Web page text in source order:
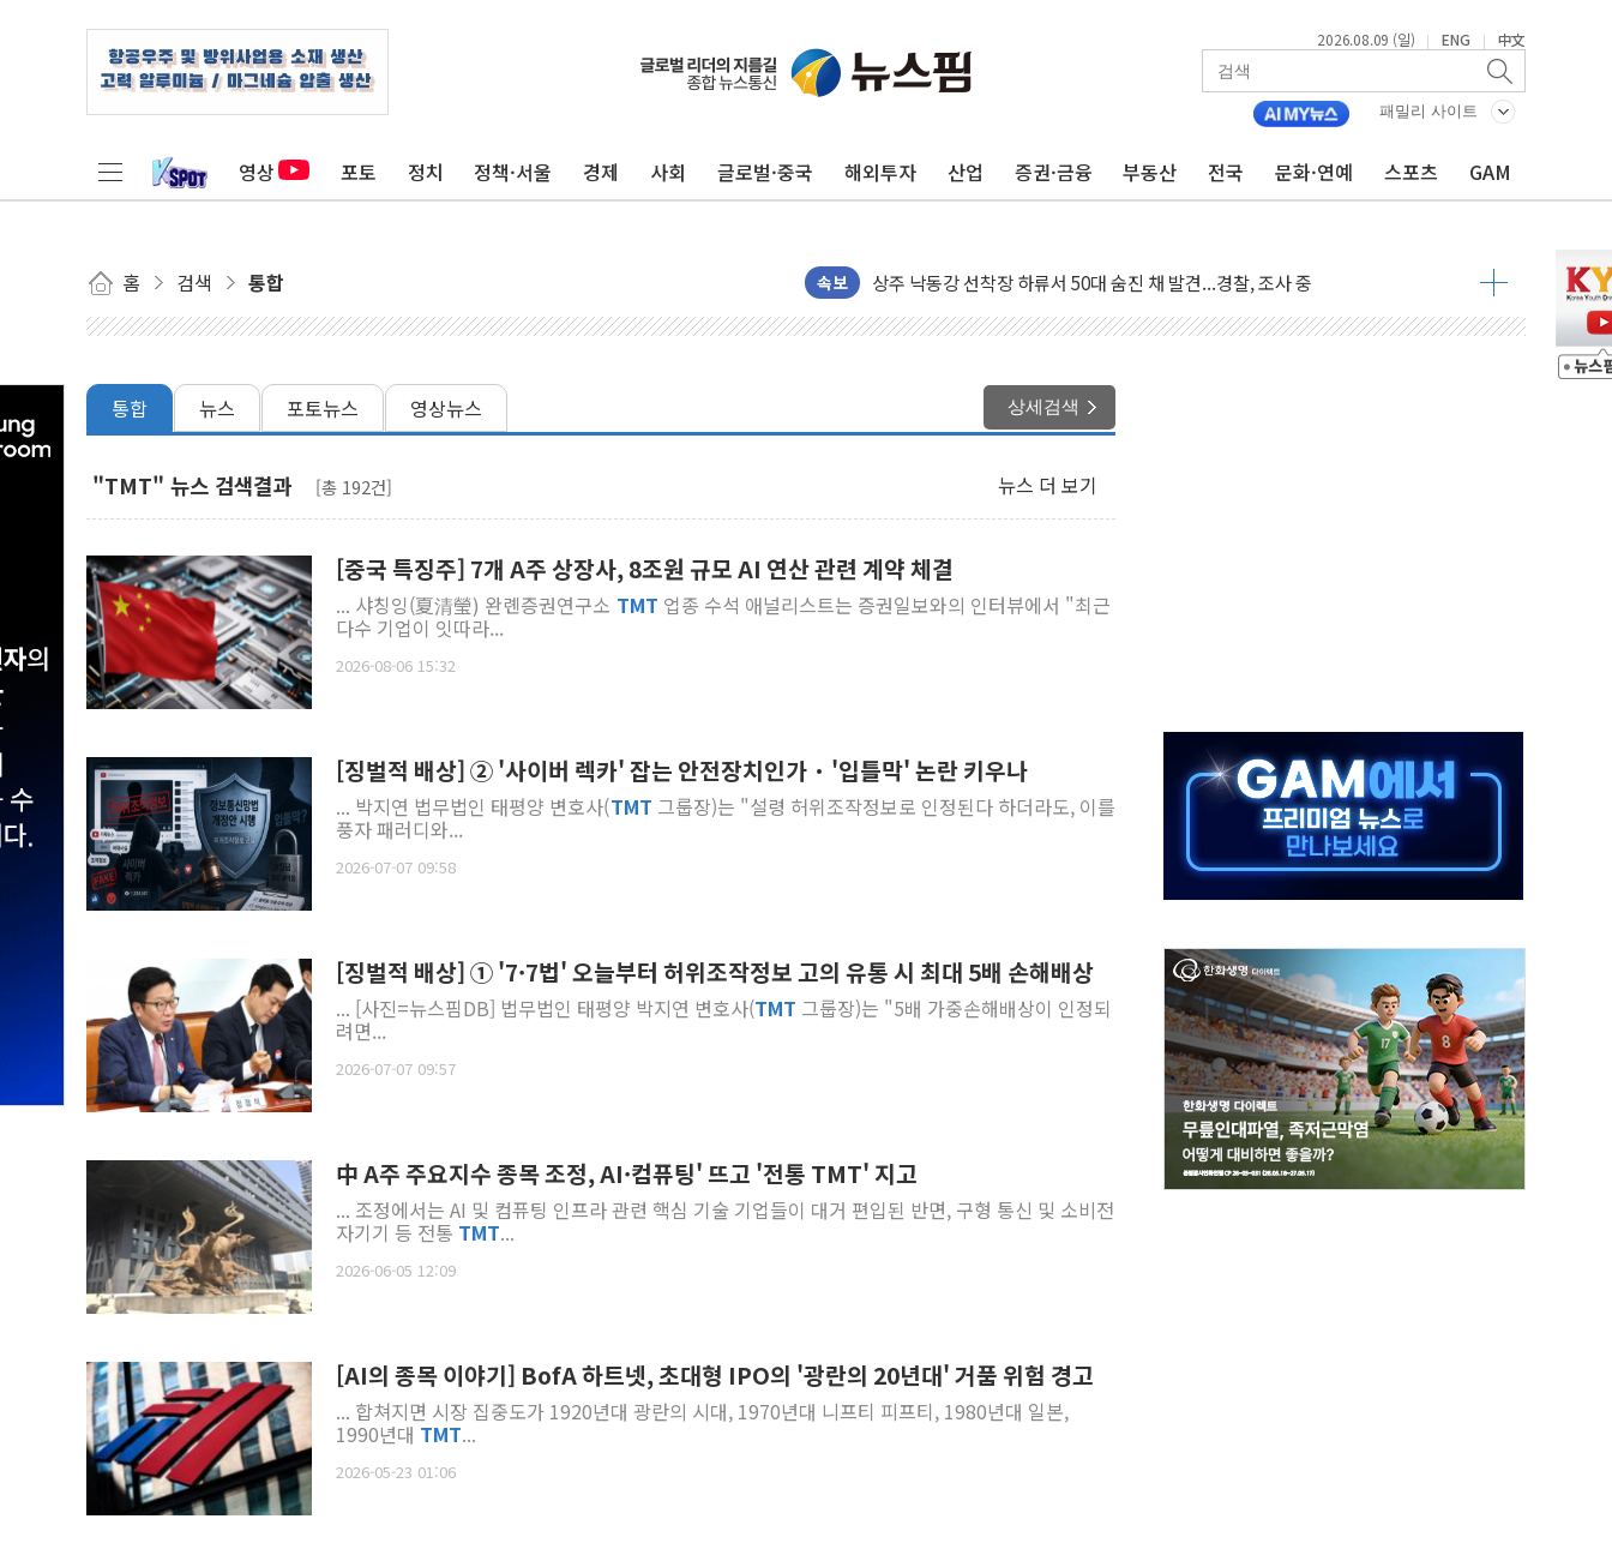
2026.08.09 (일) | ENG | 中文
패밀리 사이트
영상 포토 정치 정책·서울 경제 사회 글로벌·중국 해외투자 산업 증권·금융 부동산 전국 문화·연예 스포츠 GAM
홈 검색 통합 속보
평택 진위면 공장서 질식사고 발생…작업자 1명 숨져
포항 블루밸리 국가산단에 '철강 AI융합실증센터' 들어선다
[종합] 김민석, 정청래에 누적 '1.48%p' 차 선두 유지...金 46.01% vs 鄭 44.53%
민주당 경북도당위원장에 오중기 당선...합산득표율 68.63%
김민석, 강원·대구·경북 경선서 정청래에 승리…金 48.54% vs 鄭 44.40%
[속보] 민주, 강원·대구·경북 경선 결과...김민석 48.54% 정청래 44.40%
[속보] 민주, 대구 경선 결과 발표...정청래 47.82% 김민석 46.35% 송영길 5.83%
정재헌 CEO, SKT 장기고객 400명 맞이…"마음 잇는 시간 되길"
최태원, 노소영에 9440억 지급 확정되나…재상고 앞두고 막판 셈법
홈플러스發 대형마트 판매, 역대 최대폭 감소한 9.4%↓…유통업계 양극화 심화
윤준병·이해민 의원, '정부 특사'로 콜롬비아 대통령 취임식 참석
'호우·산사태 주의보' 울진 시간당 30mm 강한 비...호우 피해 없어
여야, 황희 '버스 하우스' 공방…野 "청년 우롱 기괴" vs 與 "송구한 해프닝"
통합 뉴스 포토뉴스 영상뉴스 상세검색
"TMT" 뉴스 검색결과 [총 192건] 뉴스 더 보기
[중국 특징주] 7개 A주 상장사, 8조원 규모 AI 연산 관련 계약 체결
... 샤칭잉(夏清瑩) 완롄증권연구소 TMT 업종 수석 애널리스트는 증권일보와의 인터뷰에서 "최근
다수 기업이 잇따라...
2026-08-06 15:32
[징벌적 배상] ② '사이버 렉카' 잡는 안전장치인가 · '입틀막' 논란 키우나
... 박지연 법무법인 태평양 변호사(TMT 그룹장)는 "설령 허위조작정보로 인정된다 하더라도, 이를
풍자 패러디와...
2026-07-07 09:58
[징벌적 배상] ① '7·7법' 오늘부터 허위조작정보 고의 유통 시 최대 5배 손해배상
... [사진=뉴스핌DB] 법무법인 태평양 박지연 변호사(TMT 그룹장)는 "5배 가중손해배상이 인정되
려면...
2026-07-07 09:57
中 A주 주요지수 종목 조정, AI·컴퓨팅' 뜨고 '전통 TMT' 지고
... 조정에서는 AI 및 컴퓨팅 인프라 관련 핵심 기술 기업들이 대거 편입된 반면, 구형 통신 및 소비전
자기기 등 전통 TMT...
2026-06-05 12:09
[AI의 종목 이야기] BofA 하트넷, 초대형 IPO의 '광란의 20년대' 거품 위험 경고
... 합쳐지면 시장 집중도가 1920년대 광란의 시대, 1970년대 니프티 피프티, 1980년대 일본,
1990년대 TMT...
2026-05-23 01:06